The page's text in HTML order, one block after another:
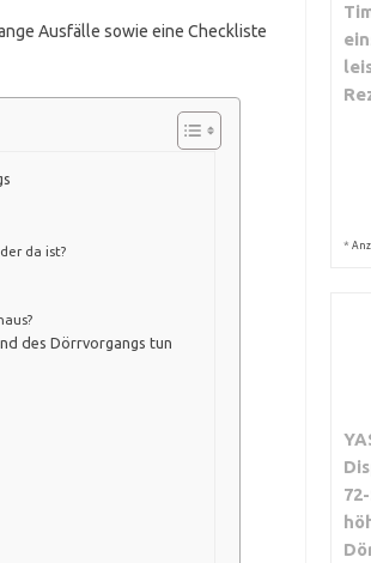
Ausfälle sowie eine Checkliste
da ist?
des Dörrvorgangs tun
*